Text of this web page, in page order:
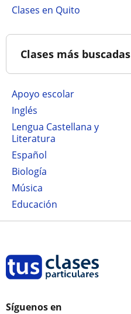
Clases en Quito
Clases más buscadas
Apoyo escolar
Inglés
Lengua Castellana y
Literatura
Español
Biología
Música
Educación
Síguenos en